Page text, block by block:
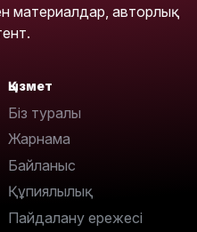
материалдар, авторлық
Қызмет
Біз туралы
Жарнама
Байланыс
Құпиялылық
Пайдалану ережесі